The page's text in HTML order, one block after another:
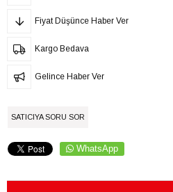
Fiyat Düşünce Haber Ver
Kargo Bedava
Gelince Haber Ver
SATICIYA SORU SOR
WhatsApp